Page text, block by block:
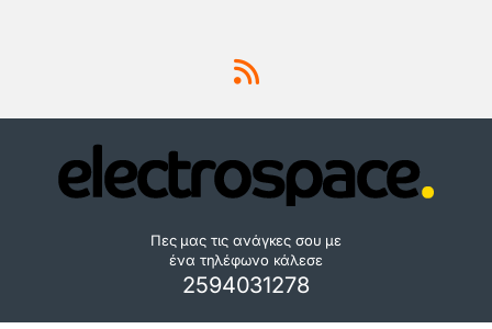
Πες μας τις ανάγκες σου με
ένα τηλέφωνο κάλεσε
2594031278